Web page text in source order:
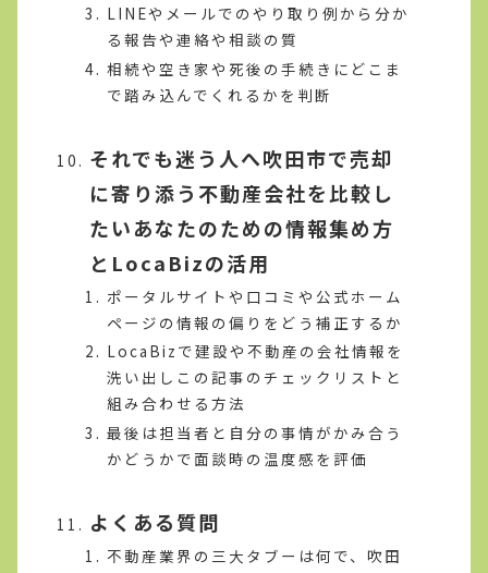
LINEやメールでのやり取り例から分か
る報告や連絡や相談の質
相続や空き家や死後の手続きにどこま
で踏み込んでくれるかを判断
それでも迷う人へ吹田市で売却
に寄り添う不動産会社を比較し
たいあなたのための情報集め方
とLocaBizの活用
ポータルサイトや口コミや公式ホーム
ページの情報の偏りをどう補正するか
LocaBizで建設や不動産の会社情報を
洗い出しこの記事のチェックリストと
組み合わせる方法
最後は担当者と自分の事情がかみ合う
かどうかで面談時の温度感を評価
よくある質問
不動産業界の三大タブーは何で、吹田